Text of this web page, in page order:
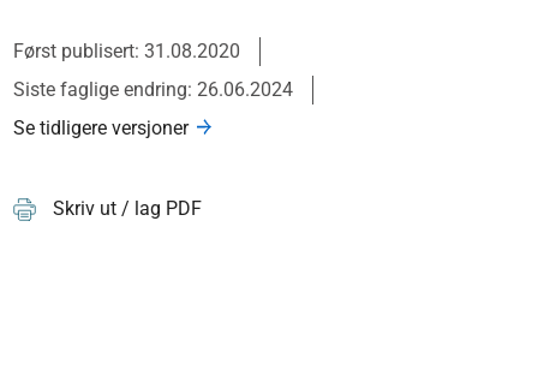
Først publisert: 31.08.2020
Siste faglige endring: 26.06.2024
Se tidligere versjoner
Skriv ut / lag PDF